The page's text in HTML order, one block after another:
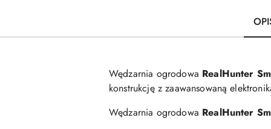
Wędzarnia ogrodowa RealHunter
konstrukcję z zaawansowaną
Wędzarnia ogrodowa RealHunter